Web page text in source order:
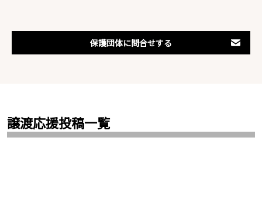
保護団体に問合せする
譲渡応援投稿一覧